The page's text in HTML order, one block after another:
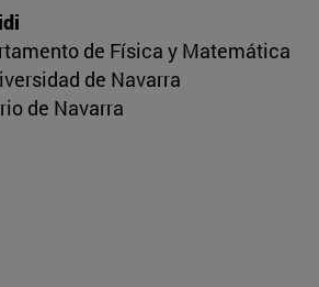
de Física y Matemática
de Navarra
de Navarra